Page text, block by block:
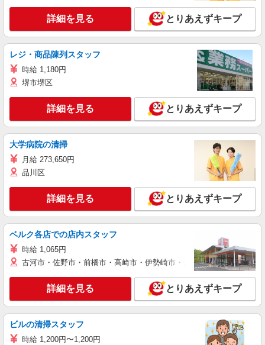
詳細を見る とりあえずキープ
レジ・商品陳列スタッフ
時給 1,180円
堺市堺区
詳細を見る とりあえずキープ
大学病院の清掃
月給 273,650円
品川区
詳細を見る とりあえずキープ
ベルク各店での店内スタッフ
時給 1,065円
古河市・佐野市・前橋市・高崎市・伊勢崎市・太田市・館林市・藤
詳細を見る とりあえずキープ
ビルの清掃スタッフ
時給 1,200円〜1,200円